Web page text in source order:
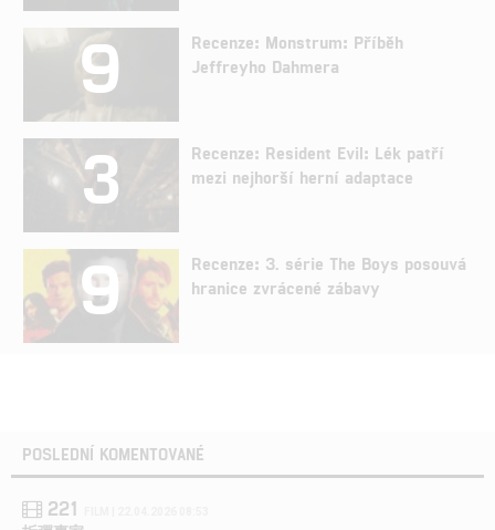
9
Recenze: Monstrum: Příběh
Jeffreyho Dahmera
3
Recenze: Resident Evil: Lék patří
mezi nejhorší herní adaptace
9
Recenze: 3. série The Boys posouvá
hranice zvrácené zábavy
POSLEDNÍ KOMENTOVANÉ
221